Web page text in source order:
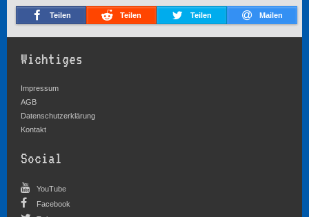
Teilen Teilen Teilen Mailen
Wichtiges
Impressum
AGB
Datenschutzerklärung
Kontakt
Social
YouTube
Facebook